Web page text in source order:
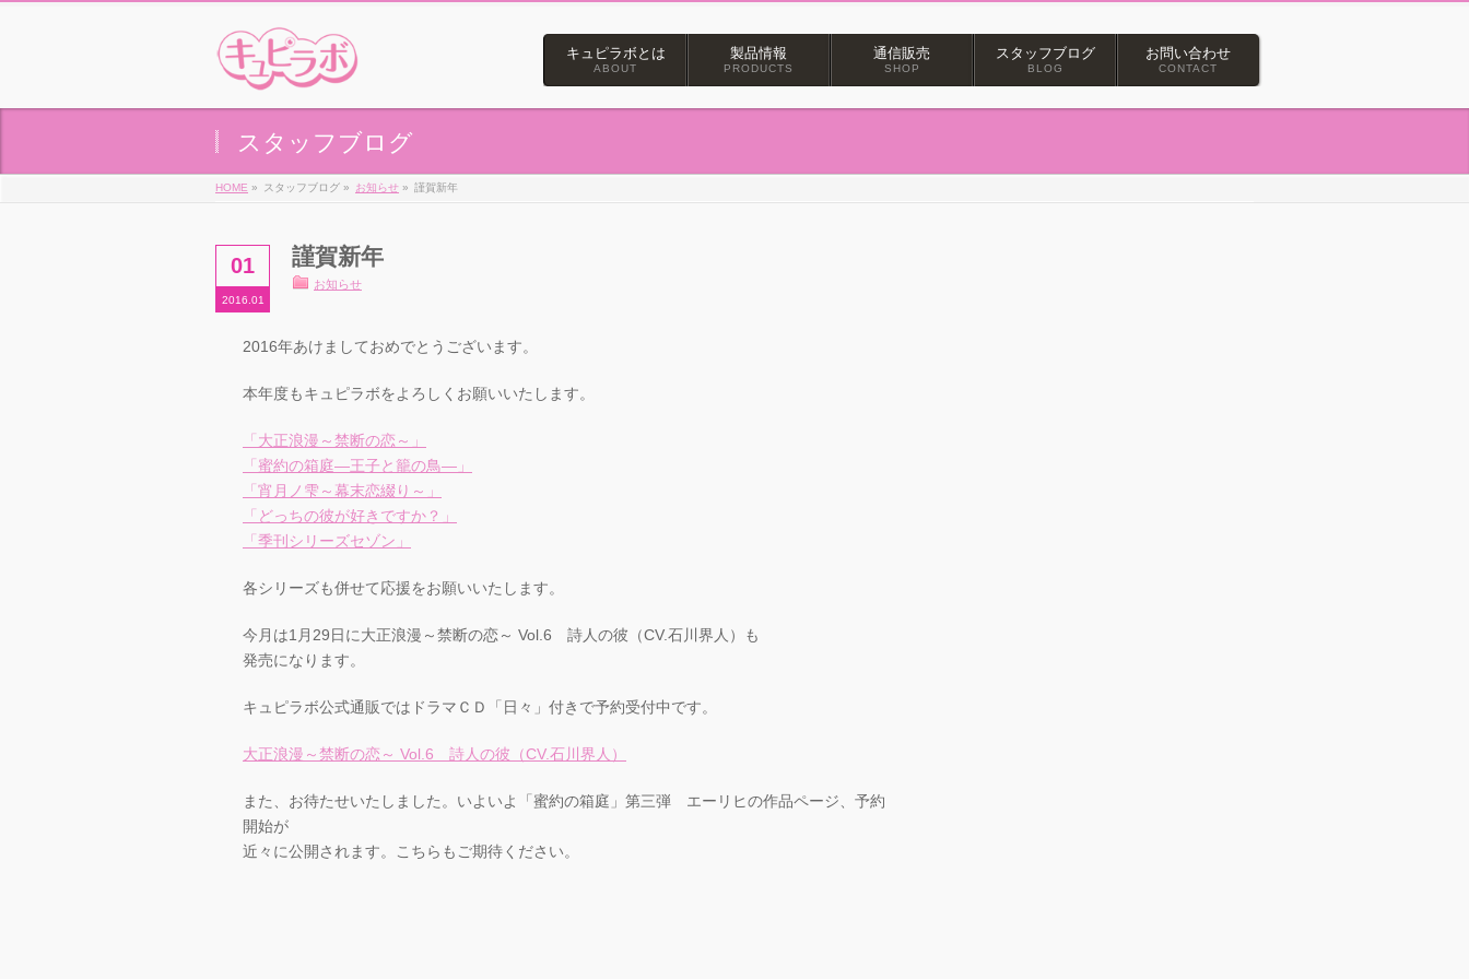
キュピラボとは
ABOUT
製品情報
PRODUCTS
通信販売
SHOP
スタッフブログ
BLOG
お問い合わせ
CONTACT
スタッフブログ
HOME » スタッフブログ » お知らせ » 謹賀新年
01
2016.01
謹賀新年
お知らせ
2016年あけましておめでとうございます。
本年度もキュピラボをよろしくお願いいたします。
「大正浪漫～禁断の恋～」
「蜜約の箱庭―王子と籠の鳥―」
「宵月ノ雫～幕末恋綴り～」
「どっちの彼が好きですか？」
「季刊シリーズセゾン」
各シリーズも併せて応援をお願いいたします。
今月は1月29日に大正浪漫～禁断の恋～ Vol.6 詩人の彼（CV.石川界人）も
発売になります。
キュピラボ公式通販ではドラマＣＤ「日々」付きで予約受付中です。
大正浪漫～禁断の恋～ Vol.6 詩人の彼（CV.石川界人）
また、お待たせいたしました。いよいよ「蜜約の箱庭」第三弾 エーリヒの作品ページ、予約
開始が
近々に公開されます。こちらもご期待ください。